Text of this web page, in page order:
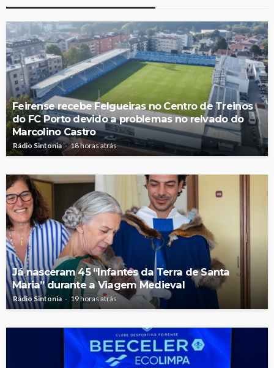
Feirense recebe Felgueiras no Centro de Treinos
do FC Porto devido a problemas no relvado do
Marcolino Castro
Rádio Sintonia 18 horas atrás
Já nasceram 45 “Infantes da Terra de Santa
Maria” durante a Viagem Medieval
Rádio Sintonia 19 horas atrás